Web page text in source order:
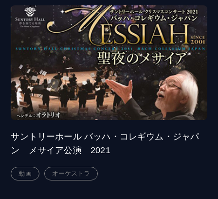
サントリーホール バッハ・コレギウム・ジャパ
ン メサイア公演 2021
動画 オーケストラ